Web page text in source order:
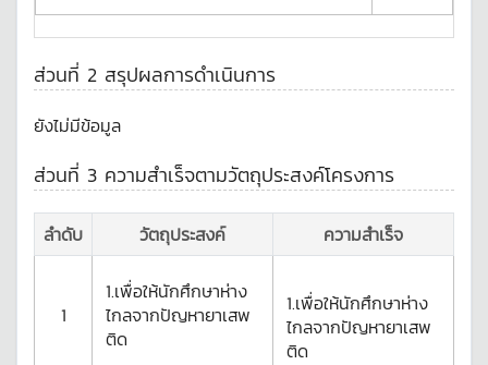
ส่วนที่ 2 สรุปผลการดำเนินการ
ยังไม่มีข้อมูล
ส่วนที่ 3 ความสำเร็จตามวัตถุประสงค์โครงการ
ลำดับ วัตถุประสงค์ ความสำเร็จ
1
1.เพื่อให้นักศึกษาห่าง
ไกลจากปัญหายาเสพ
ติด
1.เพื่อให้นักศึกษาห่าง
ไกลจากปัญหายาเสพ
ติด